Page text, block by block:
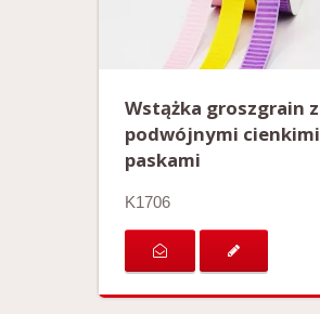
Wstążka groszgrain z
podwójnymi cienkimi
paskami
K1706